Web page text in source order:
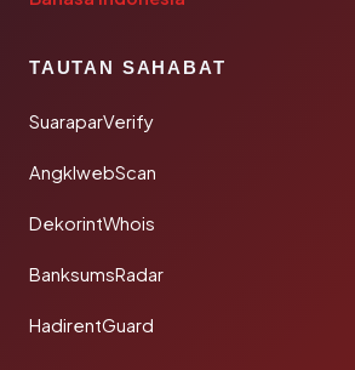
TAUTAN SAHABAT
SuaraparVerify
AngklwebScan
DekorintWhois
BanksumsRadar
HadirentGuard